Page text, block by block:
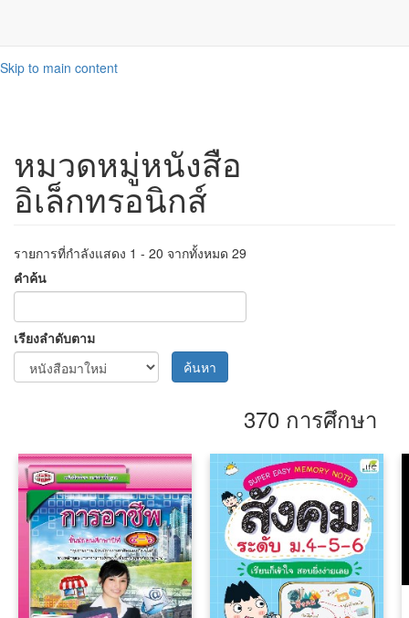
Skip to main content
หมวดหมู่หนังสือ
อิเล็กทรอนิกส์
รายการที่กำลังแสดง 1 - 20 จากทั้งหมด 29
คำค้น
เรียงลำดับตาม
ค้นหา
370 การศึกษา